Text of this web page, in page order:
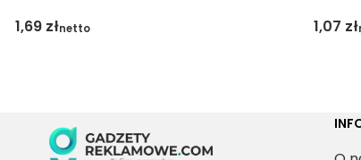
1,69 złnetto 1,07 zł